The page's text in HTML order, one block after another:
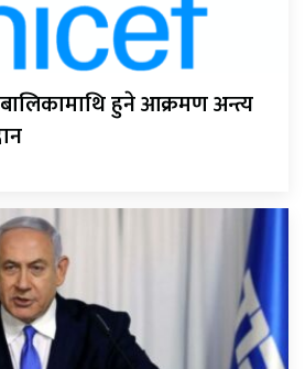
हुने आक्रमण अन्त्य